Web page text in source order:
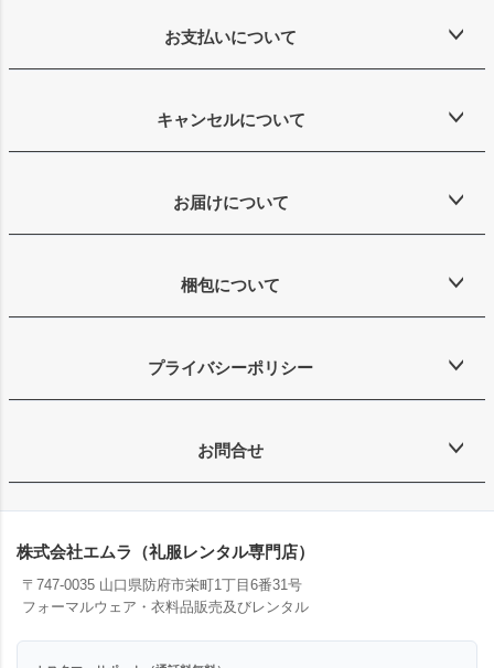
お支払いについて
キャンセルについて
お届けについて
梱包について
プライバシーポリシー
お問合せ
株式会社エムラ（礼服レンタル専門店）
〒747-0035 山口県防府市栄町1丁目6番31号
フォーマルウェア・衣料品販売及びレンタル